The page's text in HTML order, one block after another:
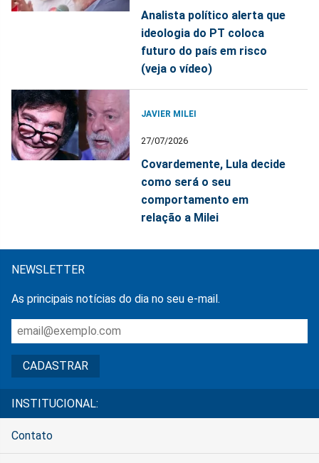
Analista político alerta que
ideologia do PT coloca
futuro do país em risco
(veja o vídeo)
JAVIER MILEI
27/07/2026
Covardemente, Lula decide
como será o seu
comportamento em
relação a Milei
NEWSLETTER
As principais notícias do dia no seu e-mail.
INSTITUCIONAL:
Contato